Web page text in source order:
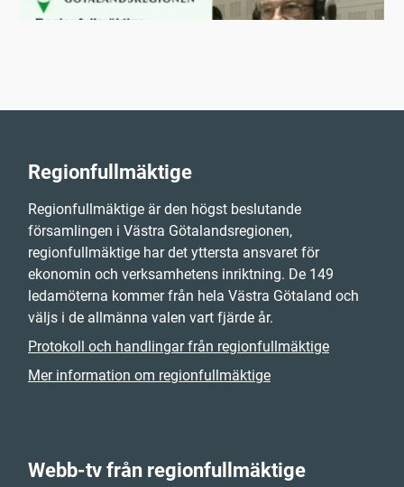
Regionfullmäktige
Regionfullmäktige är den högst beslutande
församlingen i Västra Götalandsregionen,
regionfullmäktige har det yttersta ansvaret för
ekonomin och verksamhetens inriktning. De 149
ledamöterna kommer från hela Västra Götaland och
väljs i de allmänna valen vart fjärde år.
Protokoll och handlingar från regionfullmäktige
Mer information om regionfullmäktige
Webb-tv från regionfullmäktige